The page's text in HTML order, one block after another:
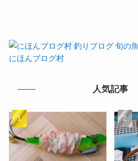
にほんブログ村
人気記事